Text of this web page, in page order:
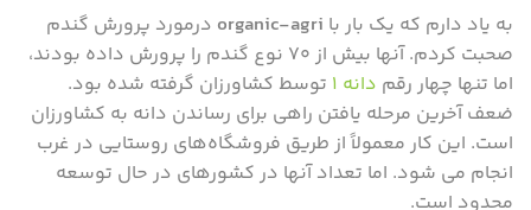
به یاد دارم که یک بار با organic-agri درمورد پرورش گندم
صحبت کردم. آنها بیش از ۷۰ نوع گندم را پرورش داده بودند،
اما تنها چهار رقم دانه ۱ توسط کشاورزان گرفته شده بود.
ضعف آخرین مرحله یافتن راهی برای رساندن دانه به کشاورزان
است. این کار معمولاً از طریق فروشگاه‌های روستایی در غرب
انجام می شود. اما تعداد آنها در کشورهای در حال توسعه
محدود است.